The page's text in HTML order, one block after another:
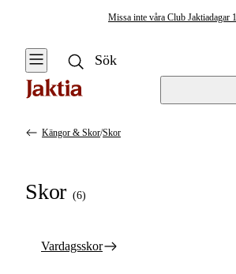
Missa inte våra Club Jaktiadagar
Regnställ
Kängor & Skor/Skor
Skor (6)
Vardagsskor